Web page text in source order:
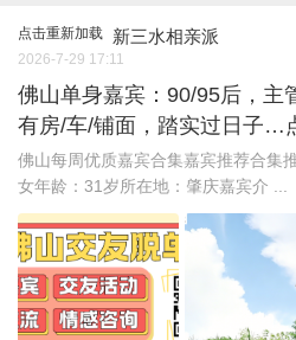
点击重新加载 新三水相亲派
2026-7-29 17:11
佛山单身嘉宾：90/95后，主
有房/车/铺面，踏实过日子…
佛山每周优质嘉宾合集嘉宾推荐合集
女年龄：31岁所在地：肇庆嘉宾介 ...